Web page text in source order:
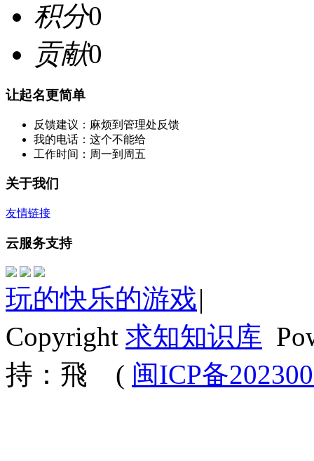
积分0
贡献0
让起名更简单
反馈建议：麻烦到管理处反馈
我的电话：这个不能给
工作时间：周一到周五
关于我们
友情链接
云服务支持
玩的快乐的游戏|
Copyright 求知知识库
持：飛
( 闽ICP备